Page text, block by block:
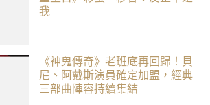
我
《神鬼傳奇》老班底再回歸！貝
尼、阿戴斯演員確定加盟，經典
三部曲陣容持續集結